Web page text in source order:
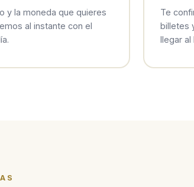
y la moneda que quieres
al instante con el
Te
billetes
llegar al